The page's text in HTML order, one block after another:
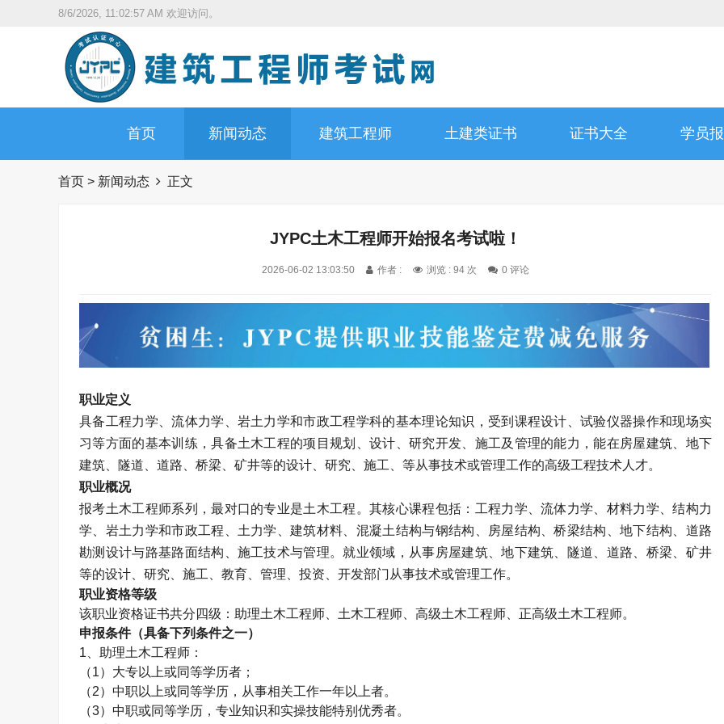
8/6/2026, 11:02:58 AM 欢迎访问。
首页 新闻动态 建筑工程师 土建类证书 证书大全 学员
首页 > 新闻动态 正文
JYPC土木工程师开始报名考试啦！
2026-06-02 13:03:50 作者 : 浏览 : 94 次 0 评论
职业定义
具备工程力学、流体力学、岩土力学和市政工程学科的基本理论知识，受到课程设计、试验仪器操作和现场实
习等方面的基本训练，具备土木工程的项目规划、设计、研究开发、施工及管理的能力，能在房屋建筑、地下
建筑、隧道、道路、桥梁、矿井等的设计、研究、施工、等从事技术或管理工作的高级工程技术人才。
职业概况
报考土木工程师系列，最对口的专业是土木工程。其核心课程包括：工程力学、流体力学、材料力学、结构力
学、岩土力学和市政工程、土力学、建筑材料、混凝土结构与钢结构、房屋结构、桥梁结构、地下结构、道路
勘测设计与路基路面结构、施工技术与管理。就业领域，从事房屋建筑、地下建筑、隧道、道路、桥梁、矿井
等的设计、研究、施工、教育、管理、投资、开发部门从事技术或管理工作。
职业资格等级
该职业资格证书共分四级：助理土木工程师 土木工程师 、高级土木工程师 、正高级土木工程师。
申报条件（具备下列条件之一）
1、助理土木工程师 ：
（1）大专以上或同等学历者；
（2）中职以上或同等学历，从事相关工作一年以上者。
（3）中职或同等学历，专业知识和实操技能特别优秀者。